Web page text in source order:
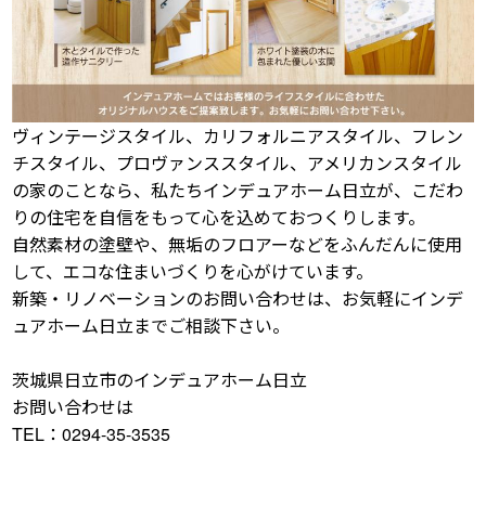
ヴィンテージスタイル、カリフォルニアスタイル、フレン
チスタイル、プロヴァンススタイル、アメリカンスタイル
の家のことなら、私たちインデュアホーム日立が、こだわ
りの住宅を自信をもって心を込めておつくりします。
自然素材の塗壁や、無垢のフロアーなどをふんだんに使用
して、エコな住まいづくりを心がけています。
新築・リノベーションのお問い合わせは、お気軽にインデ
ュアホーム日立までご相談下さい。
茨城県日立市のインデュアホーム日立
お問い合わせは
TEL：0294-35-3535